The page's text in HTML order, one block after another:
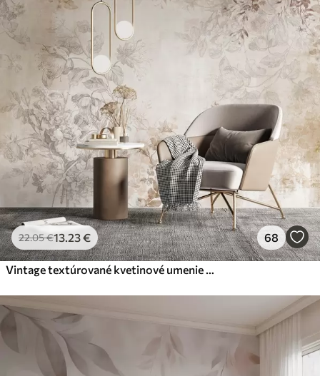
22.05€13 .23€ 68